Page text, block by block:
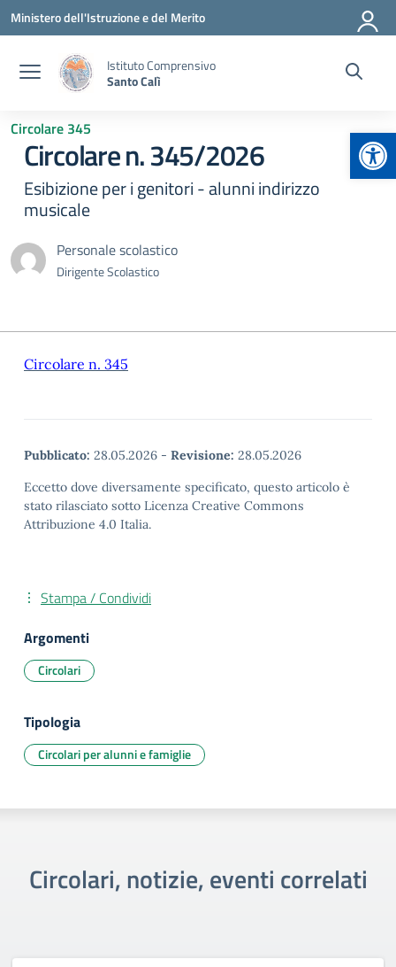
Vai ai contenuti
Vai al menu di navigazione
Vai al footer
Ministero dell'Istruzione e del Merito
Istituto Comprensivo
Santo Calì
Circolare 345
Circolare n. 345/2026
Esibizione per i genitori - alunni indirizzo
musicale
Personale scolastico
Dirigente Scolastico
Circolare n. 345
Pubblicato: 28.05.2026 - Revisione: 28.05.2026
Eccetto dove diversamente specificato, questo articolo è
stato rilasciato sotto Licenza Creative Commons
Attribuzione 4.0 Italia.
Stampa / Condividi
Argomenti
Circolari
Tipologia
Circolari per alunni e famiglie
Circolari, notizie, eventi correlati